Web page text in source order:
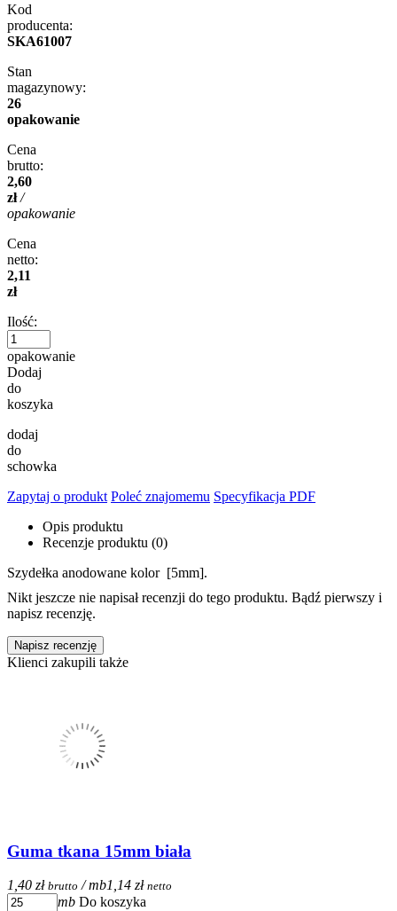
Kod
producenta:
SKA61007
Stan
magazynowy:
26
opakowanie
Cena
brutto:
2,60
zł /
opakowanie
Cena
netto:
2,11
zł
Ilość:
opakowanie
Dodaj
do
koszyka
dodaj
do
schowka
Zapytaj o produkt Poleć znajomemu Specyfikacja PDF
Opis produktu
Recenzje produktu (0)
Szydełka anodowane kolor [5mm].
Nikt jeszcze nie napisał recenzji do tego produktu. Bądź pierwszy i
napisz recenzję.
Napisz recenzję
Klienci zakupili także
Guma tkana 15mm biała
1,40 zł brutto / mb1,14 zł netto
mb Do koszyka